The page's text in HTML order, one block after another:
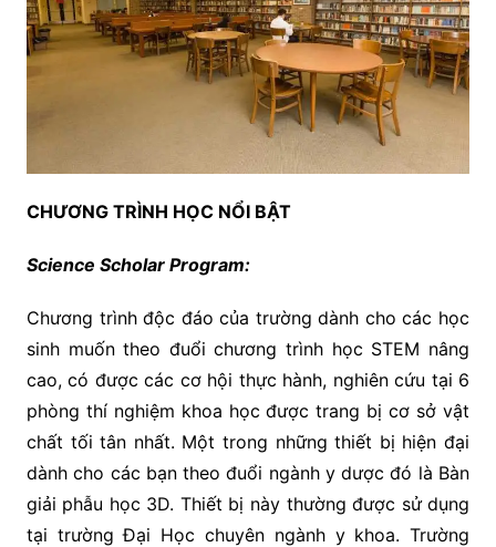
CHƯƠNG TRÌNH HỌC NỔI BẬT
Science Scholar Program:
Chương trình độc đáo của trường dành cho các học
sinh muốn theo đuổi chương trình học STEM nâng
cao, có được các cơ hội thực hành, nghiên cứu tại 6
phòng thí nghiệm khoa học được trang bị cơ sở vật
chất tối tân nhất. Một trong những thiết bị hiện đại
dành cho các bạn theo đuổi ngành y dược đó là Bàn
giải phẫu học 3D. Thiết bị này thường được sử dụng
tại trường Đại Học chuyên ngành y khoa. Trường